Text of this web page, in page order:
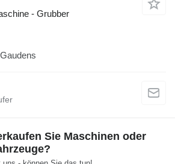
- Grubber
Sie Maschinen oder